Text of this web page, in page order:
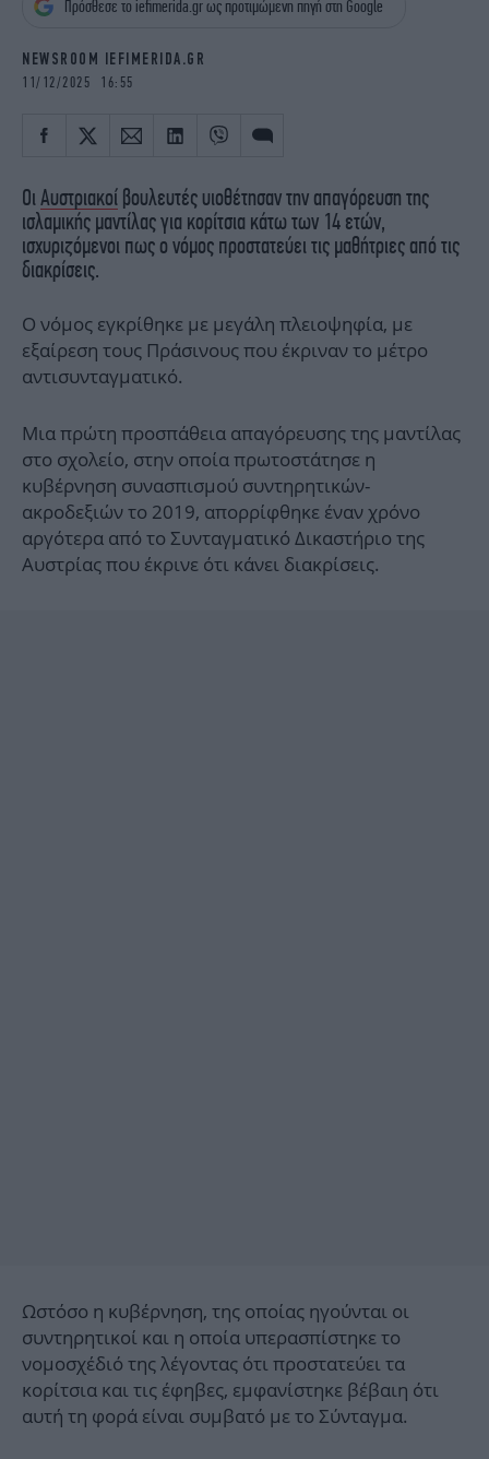
iBOOKS
ΖΩΔΙΑ
MEDIA
NEWSLETTER
Πρόσθεσε το iefimerida.gr ως προτιμώμενη πηγή στη Google
NEWSROOM IEFIMERIDA.GR
11/12/2025 16:55
Οι Αυστριακοί βουλευτές υιοθέτησαν την απαγόρευση της
ισλαμικής μαντίλας για κορίτσια κάτω των 14 ετών,
ισχυριζόμενοι πως ο νόμος προστατεύει τις μαθήτριες από τις
διακρίσεις.
Ο νόμος εγκρίθηκε με μεγάλη πλειοψηφία, με
εξαίρεση τους Πράσινους που έκριναν το μέτρο
αντισυνταγματικό.
Μια πρώτη προσπάθεια απαγόρευσης της μαντίλας
στο σχολείο, στην οποία πρωτοστάτησε η
κυβέρνηση συνασπισμού συντηρητικών-
ακροδεξιών το 2019, απορρίφθηκε έναν χρόνο
αργότερα από το Συνταγματικό Δικαστήριο της
Αυστρίας που έκρινε ότι κάνει διακρίσεις.
Ωστόσο η κυβέρνηση, της οποίας ηγούνται οι
συντηρητικοί και η οποία υπερασπίστηκε το
νομοσχέδιό της λέγοντας ότι προστατεύει τα
κορίτσια και τις έφηβες, εμφανίστηκε βέβαιη ότι
αυτή τη φορά είναι συμβατό με το Σύνταγμα.